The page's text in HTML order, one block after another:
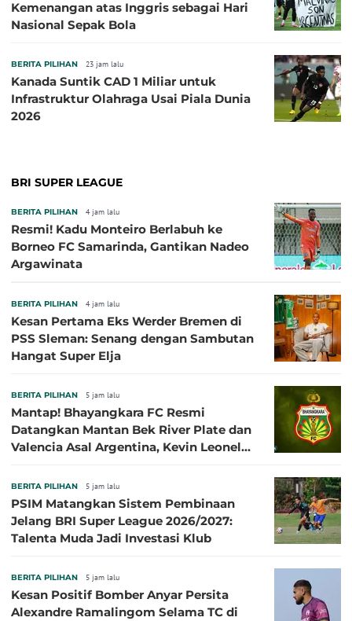
Kemenangan atas Inggris sebagai Hari
Nasional Sepak Bola
BERITA PILIHAN 23 jam lalu
Kanada Suntik CAD 1 Miliar untuk
Infrastruktur Olahraga Usai Piala Dunia
2026
BRI SUPER LEAGUE
BERITA PILIHAN 4 jam lalu
Resmi! Kadu Monteiro Berlabuh ke
Borneo FC Samarinda, Gantikan Nadeo
Argawinata
BERITA PILIHAN 4 jam lalu
Kesan Pertama Eks Werder Bremen di
PSS Sleman: Senang dengan Sambutan
Hangat Super Elja
BERITA PILIHAN 5 jam lalu
Mantap! Bhayangkara FC Resmi
Datangkan Mantan Bek River Plate dan
Valencia Asal Argentina, Kevin Leonel
BERITA PILIHAN 5 jam lalu
PSIM Matangkan Sistem Pembinaan
Jelang BRI Super League 2026/2027:
Talenta Muda Jadi Investasi Klub
BERITA PILIHAN 5 jam lalu
Kesan Positif Bomber Anyar Persita
Alexandre Ramalingom Selama TC di